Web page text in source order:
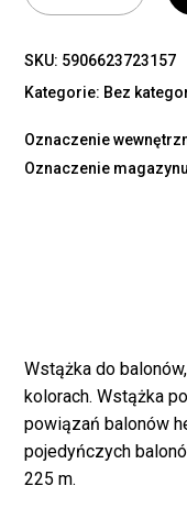
SKU: 5906623723157
Kategorie: Bez
Oznaczenie
Oznaczenie
Wstążka do
kolorach. Wstążka
powiązań balonów
pojedyńczych
225 m.